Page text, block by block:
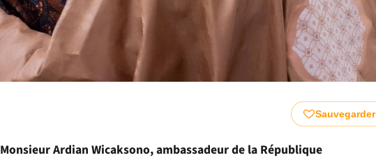
Sauvegarder
Ardian Wicaksono, ambassadeur de la République